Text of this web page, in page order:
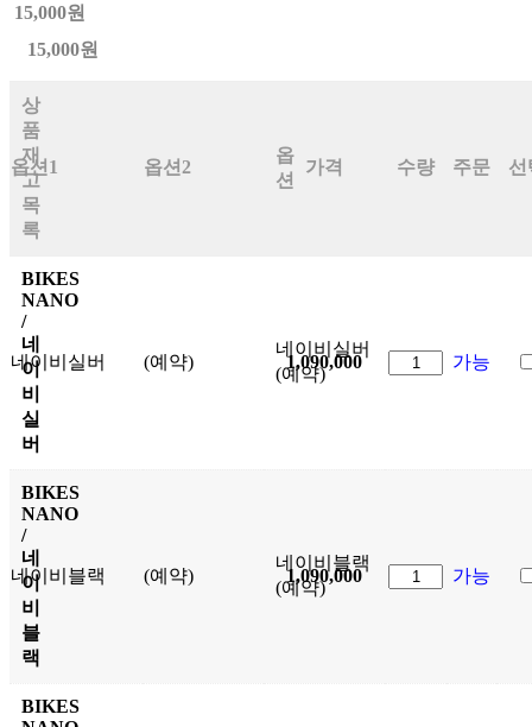
15,000원
15,000원
상
품
재
고
목
록
옵션1 옵션2
옵
션
가격 수량 주문 선
BIKES
NANO
/
네
이
비
실
버
네이비실버 (예약)
네이비실버
(예약)
1,090,000 가능
BIKES
NANO
/
네
이
비
블
랙
네이비블랙 (예약)
네이비블랙
(예약)
1,090,000 가능
BIKES